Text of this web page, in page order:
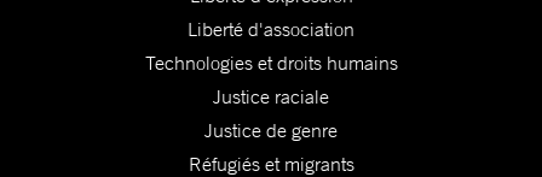
Liberté d'association
Technologies et droits humains
Justice raciale
Justice de genre
Réfugiés et migrants